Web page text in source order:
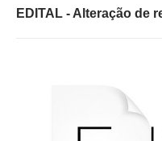
EDITAL - Alteração de